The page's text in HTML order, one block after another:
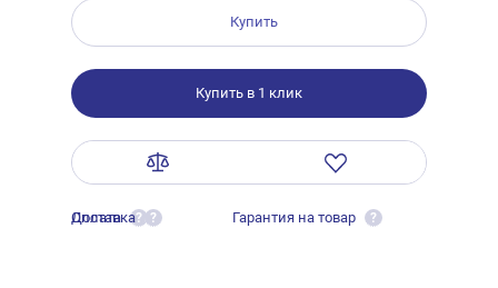
Купить
Купить в 1 клик
Оплата ?
Доставка ? Гарантия на товар ?